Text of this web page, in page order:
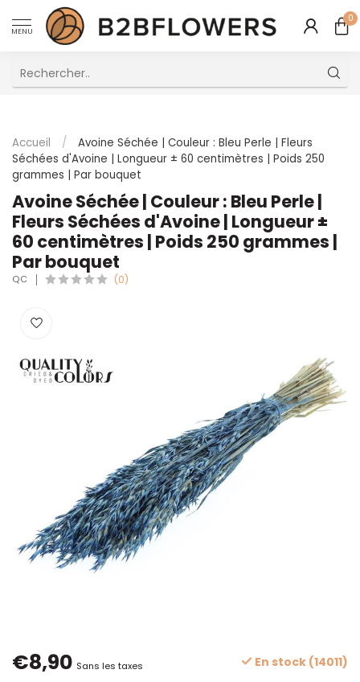
MENU
0
Accueil /
Avoine Séchée | Couleur : Bleu Perle | Fleurs
Séchées d'Avoine | Longueur ± 60 centimètres | Poids 250
grammes | Par bouquet
Avoine Séchée | Couleur : Bleu Perle |
Fleurs Séchées d'Avoine | Longueur ±
60 centimètres | Poids 250 grammes |
Par bouquet
QC (0)
€8,90 Sans les taxes En stock (14011)